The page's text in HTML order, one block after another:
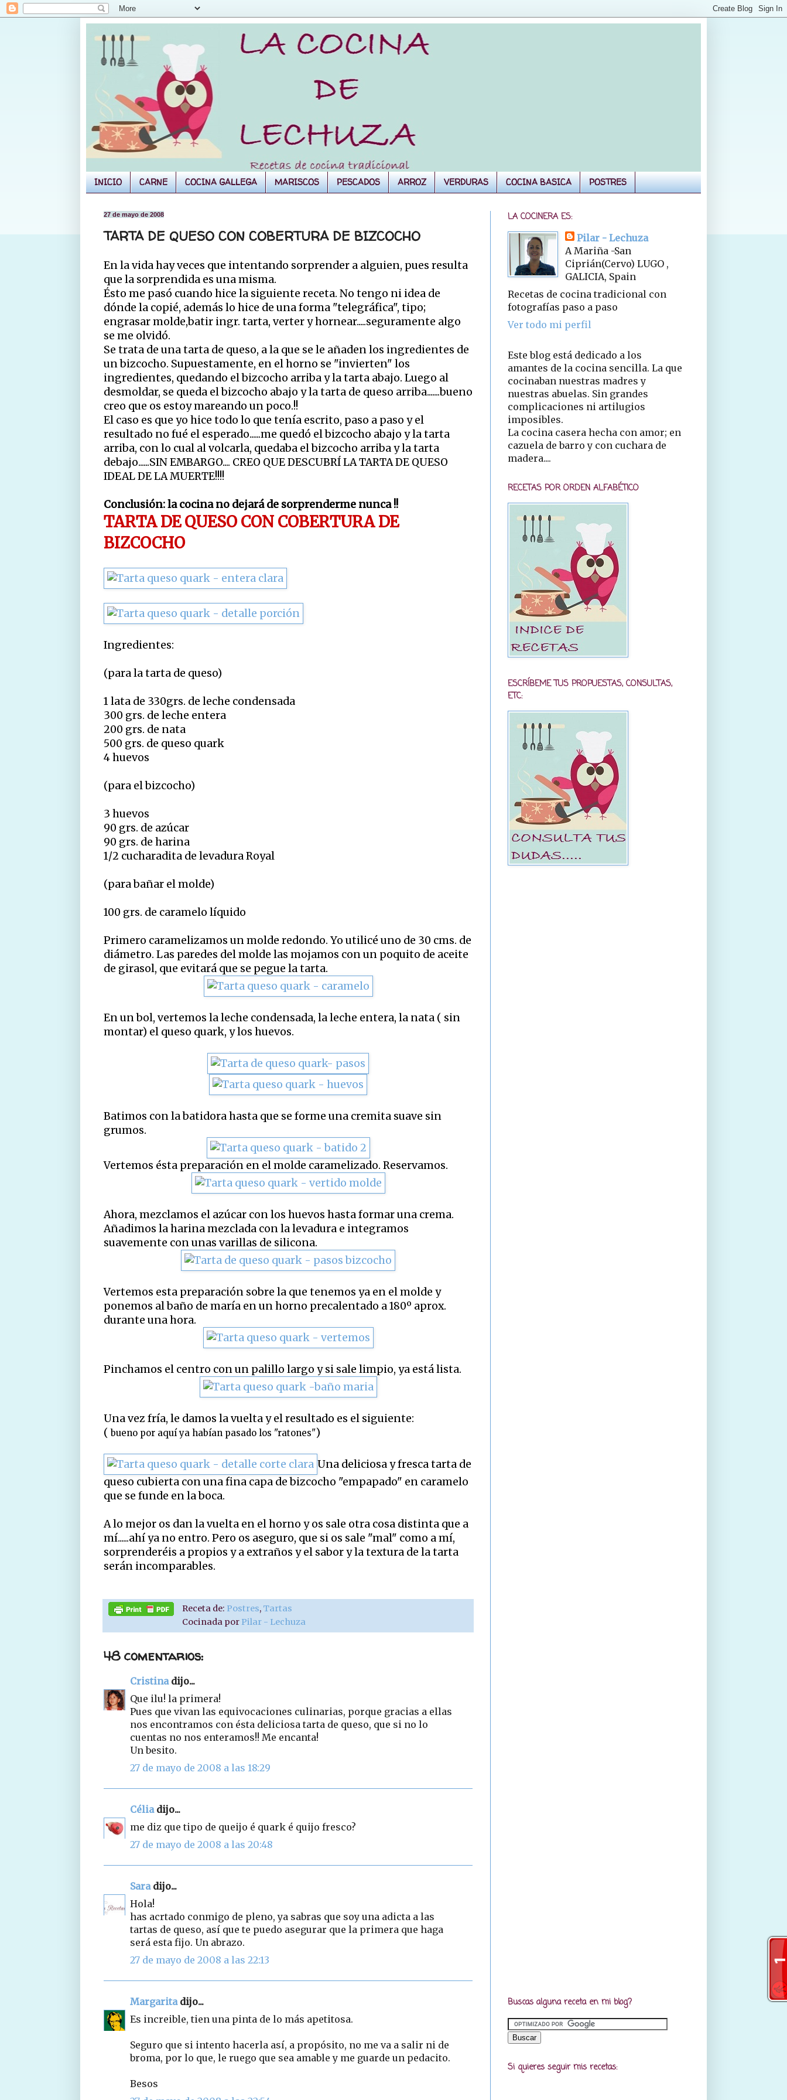
INICIO CARNE COCINA GALLEGA MARISCOS PESCADOS ARROZ VERDURAS COCINA BASICA POSTRES
27 de mayo de 2008
TARTA DE QUESO CON COBERTURA DE BIZCOCHO
En la vida hay veces que intentando sorprender a alguien, pues resulta
que la sorprendida es una misma.
Ésto me pasó cuando hice la siguiente receta. No tengo ni idea de
dónde la copié, además lo hice de una forma "telegráfica", tipo;
engrasar molde,batir ingr. tarta, verter y hornear.....seguramente algo
se me olvidó.
Se trata de una tarta de queso, a la que se le añaden los ingredientes de
un bizcocho. Supuestamente, en el horno se "invierten" los
ingredientes, quedando el bizcocho arriba y la tarta abajo. Luego al
desmoldar, se queda el bizcocho abajo y la tarta de queso arriba.......bueno
creo que os estoy mareando un poco.!!
El caso es que yo hice todo lo que tenía escrito, paso a paso y el
resultado no fué el esperado......me quedó el bizcocho abajo y la tarta
arriba, con lo cual al volcarla, quedaba el bizcocho arriba y la tarta
debajo......SIN EMBARGO.... CREO QUE DESCUBRÍ LA TARTA DE QUESO
IDEAL DE LA MUERTE!!!!
Conclusión: la cocina no dejará de sorprenderme nunca !!
TARTA DE QUESO CON COBERTURA DE
BIZCOCHO
Ingredientes:
(para la tarta de queso)
1 lata de 330grs. de leche condensada
300 grs. de leche entera
200 grs. de nata
500 grs. de queso quark
4 huevos
(para el bizcocho)
3 huevos
90 grs. de azúcar
90 grs. de harina
1/2 cucharadita de levadura Royal
(para bañar el molde)
100 grs. de caramelo líquido
Primero caramelizamos un molde redondo. Yo utilicé uno de 30 cms. de
diámetro. Las paredes del molde las mojamos con un poquito de aceite
de girasol, que evitará que se pegue la tarta.
En un bol, vertemos la leche condensada, la leche entera, la nata ( sin
montar) el queso quark, y los huevos.
Batimos con la batidora hasta que se forme una cremita suave sin
grumos.
Vertemos ésta preparación en el molde caramelizado. Reservamos.
Ahora, mezclamos el azúcar con los huevos hasta formar una crema.
Añadimos la harina mezclada con la levadura e integramos
suavemente con unas varillas de silicona.
Vertemos esta preparación sobre la que tenemos ya en el molde y
ponemos al baño de maría en un horno precalentado a 180º aprox.
durante una hora.
Pinchamos el centro con un palillo largo y si sale limpio, ya está lista.
Una vez fría, le damos la vuelta y el resultado es el siguiente:
( bueno por aquí ya habían pasado los "ratones")
Una deliciosa y fresca tarta de
queso cubierta con una fina capa de bizcocho "empapado" en caramelo
que se funde en la boca.
A lo mejor os dan la vuelta en el horno y os sale otra cosa distinta que a
mí......ahí ya no entro. Pero os aseguro, que si os sale "mal" como a mí,
sorprenderéis a propios y a extraños y el sabor y la textura de la tarta
serán incomparables.
Receta de: Postres, Tartas
Cocinada por Pilar - Lechuza
48 comentarios:
Cristinadijo...
Que ilu! la primera!
Pues que vivan las equivocaciones culinarias, porque gracias a ellas
nos encontramos con ésta deliciosa tarta de queso, que si no lo
cuentas no nos enteramos!! Me encanta!
Un besito.
27 de mayo de 2008 a las 18:29
Céliadijo...
me diz que tipo de queijo é quark é quijo fresco?
27 de mayo de 2008 a las 20:48
Saradijo...
Hola!
has acrtado conmigo de pleno, ya sabras que soy una adicta a las
tartas de queso, así que te puedo asegurar que la primera que haga
será esta fijo. Un abrazo.
27 de mayo de 2008 a las 22:13
Margaritadijo...
Es increible, tien una pinta de lo más apetitosa.
Seguro que si intento hacerla así, a propósito, no me va a salir ni de
broma, por lo que, le ruego que sea amable y me guarde un pedacito.
Besos
LA COCINERA ES:
Pilar - Lechuza
A Mariña -San
Ciprián(Cervo) LUGO ,
GALICIA, Spain
Recetas de cocina tradicional con
fotografías paso a paso
Ver todo mi perfil
Este blog está dedicado a los
amantes de la cocina sencilla. La que
cocinaban nuestras madres y
nuestras abuelas. Sin grandes
complicaciones ni artilugios
imposibles.
La cocina casera hecha con amor; en
cazuela de barro y con cuchara de
madera....
RECETAS POR ORDEN ALFABÉTICO
ESCRÍBEME TUS PROPUESTAS, CONSULTAS,
ETC:
Buscas alguna receta en mi blog?
Si quieres seguir mis recetas: